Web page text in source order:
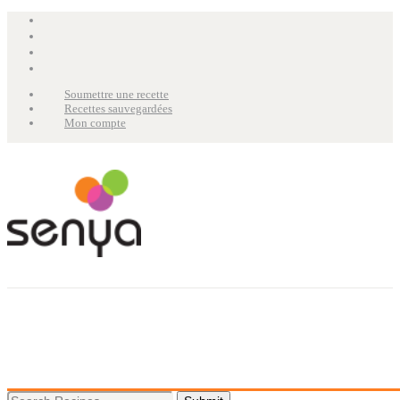
Soumettre une recette
Recettes sauvegardées
Mon compte